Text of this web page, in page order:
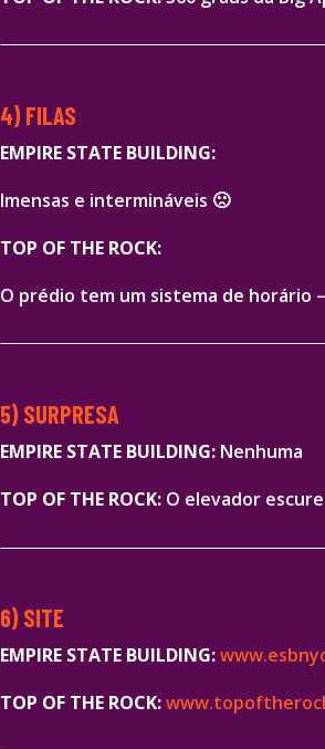
4) FILAS
EMPIRE STATE BUILDING:
Imensas e intermináveis 🙁
TOP OF THE ROCK:
O prédio tem um sistema de horário
5) SURPRESA
EMPIRE STATE BUILDING: Nenhuma
TOP OF THE ROCK: O elevador
6) SITE
EMPIRE STATE BUILDING:
TOP OF THE ROCK: